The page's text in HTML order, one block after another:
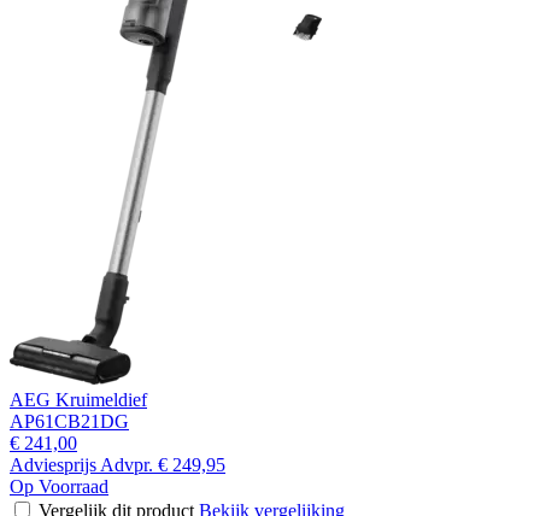
AEG Kruimeldief
AP61CB21DG
€ 241,00
Adviesprijs Advpr. € 249,95
Op Voorraad
Vergelijk dit product Bekijk vergelijking